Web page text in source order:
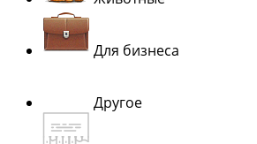
Для бизнеса
Другое